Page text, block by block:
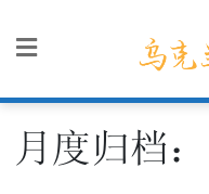
月度归档：